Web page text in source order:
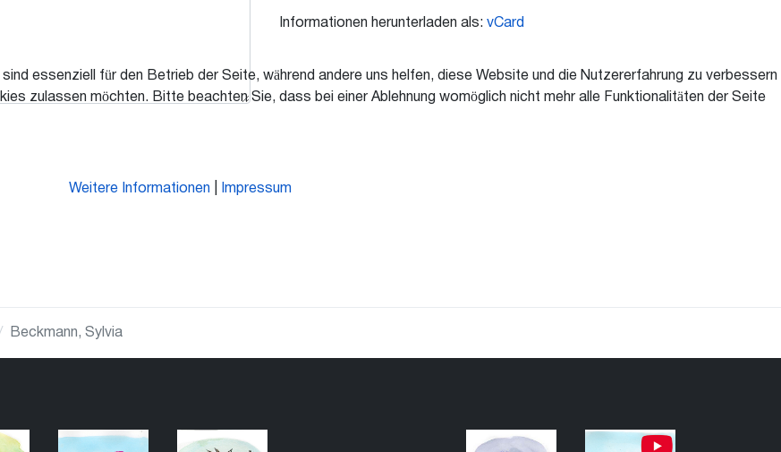
Informationen herunterladen als: vCard
Beckmann, Sylvia
essenziell für den Betrieb der Seite, während andere uns helfen, diese Website und die Nutzererfahrung zu verbessern
zulassen möchten. Bitte beachten Sie, dass bei einer Ablehnung womöglich nicht mehr alle Funktionalitäten der Seite
Weitere Informationen| Impressum